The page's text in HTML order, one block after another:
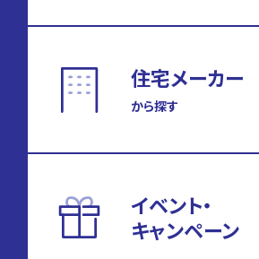
住宅メーカー
から探す
イベント・
キャンペーン